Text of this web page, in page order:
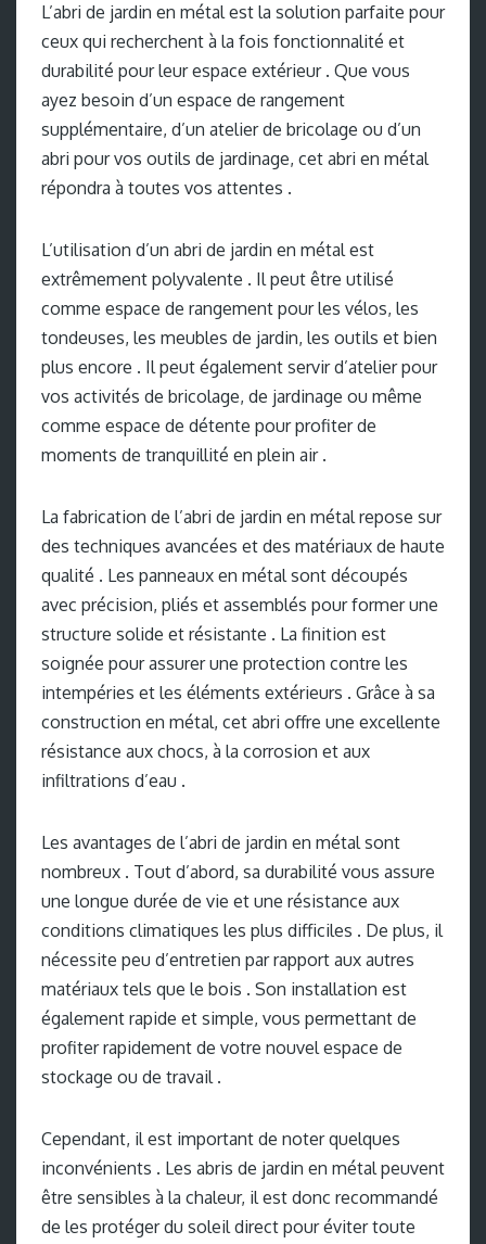
L’abri de jardin en métal est la solution parfaite pour
ceux qui recherchent à la fois fonctionnalité et
durabilité pour leur espace extérieur . Que vous
ayez besoin d’un espace de rangement
supplémentaire, d’un atelier de bricolage ou d’un
abri pour vos outils de jardinage, cet abri en métal
répondra à toutes vos attentes .
L’utilisation d’un abri de jardin en métal est
extrêmement polyvalente . Il peut être utilisé
comme espace de rangement pour les vélos, les
tondeuses, les meubles de jardin, les outils et bien
plus encore . Il peut également servir d’atelier pour
vos activités de bricolage, de jardinage ou même
comme espace de détente pour profiter de
moments de tranquillité en plein air .
La fabrication de l’abri de jardin en métal repose sur
des techniques avancées et des matériaux de haute
qualité . Les panneaux en métal sont découpés
avec précision, pliés et assemblés pour former une
structure solide et résistante . La finition est
soignée pour assurer une protection contre les
intempéries et les éléments extérieurs . Grâce à sa
construction en métal, cet abri offre une excellente
résistance aux chocs, à la corrosion et aux
infiltrations d’eau .
Les avantages de l’abri de jardin en métal sont
nombreux . Tout d’abord, sa durabilité vous assure
une longue durée de vie et une résistance aux
conditions climatiques les plus difficiles . De plus, il
nécessite peu d’entretien par rapport aux autres
matériaux tels que le bois . Son installation est
également rapide et simple, vous permettant de
profiter rapidement de votre nouvel espace de
stockage ou de travail .
Cependant, il est important de noter quelques
inconvénients . Les abris de jardin en métal peuvent
être sensibles à la chaleur, il est donc recommandé
de les protéger du soleil direct pour éviter toute